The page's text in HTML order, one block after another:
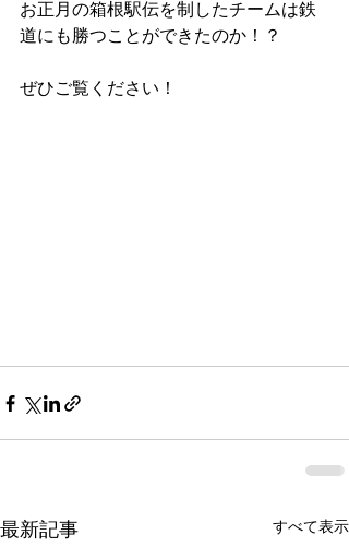
お正月の箱根駅伝を制したチームは鉄
道にも勝つことができたのか！？
ぜひご覧ください！
最新記事 すべて表示